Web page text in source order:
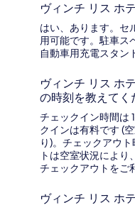
ヴィンチ リス ホ
はい、あります。セ
用可能です。駐車ス
自動車用充電スタン
ヴィンチ リス ホ
の時刻を教えてく
チェックイン時間は
クインは有料です (
り)。チェックアウ
トは空室状況によ
チェックアウトをご
ヴィンチ リス ホ